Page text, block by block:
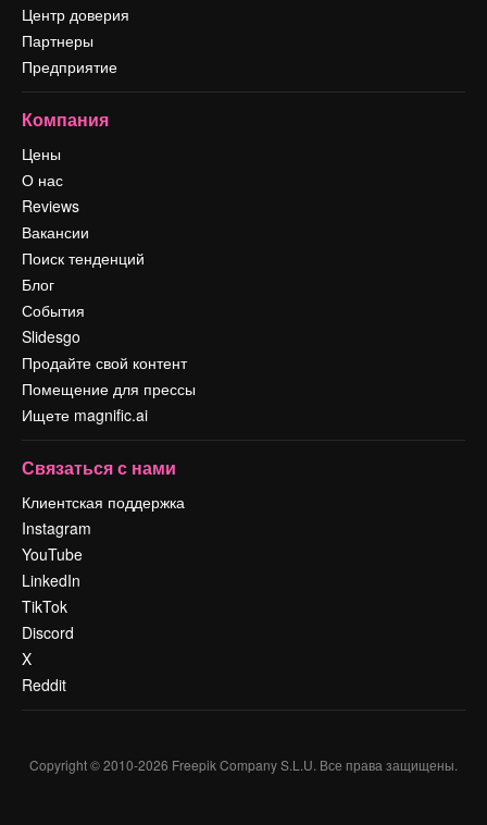
Центр доверия
Партнеры
Предприятие
Компания
Цены
О нас
Reviews
Вакансии
Поиск тенденций
Блог
События
Slidesgo
Продайте свой контент
Помещение для прессы
Ищете magnific.ai
Связаться с нами
Клиентская поддержка
Instagram
YouTube
LinkedIn
TikTok
Discord
X
Reddit
Copyright © 2010-2026 Freepik Company S.L.U. Все права защищены.